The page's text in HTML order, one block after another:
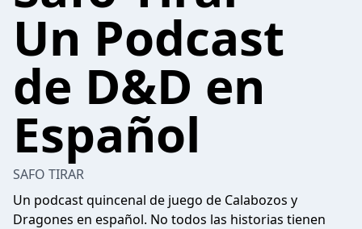
Un Podcast
de D&D en
Español
SAFO TIRAR
Un podcast quincenal de juego de Calabozos y
Dragones en español. No todos las historias tienen